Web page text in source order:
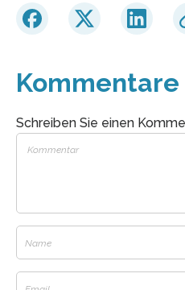
Kommentare
Schreiben Sie einen